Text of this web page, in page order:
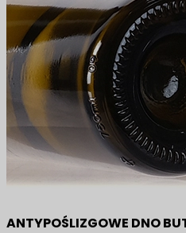
ANTYPOŚLIZGOWE DNO